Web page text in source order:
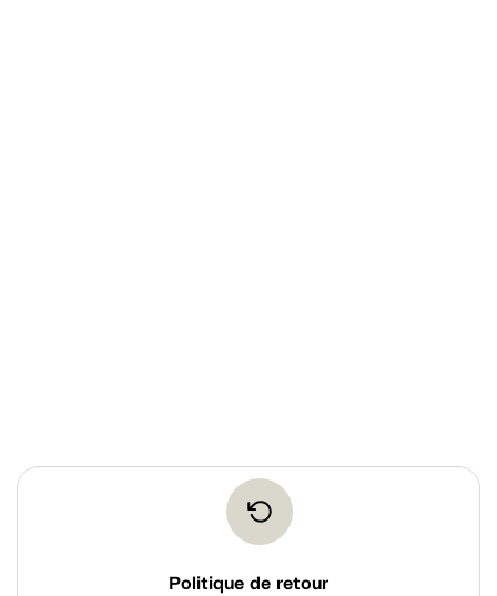
Politique de retour